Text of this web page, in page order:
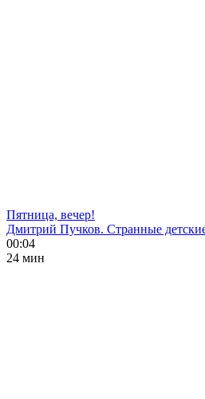
Пятница, вечер!
Дмитрий Пучков. Странные
00:04
24 мин